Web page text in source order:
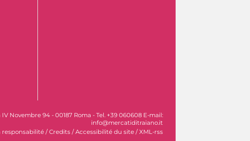
Novembre 94 - 00187 Roma - Tel. +39 060608 E-mail:
info@mercatiditraiano.it
responsabilité /Credits /Accessibilité du site /XML-rss